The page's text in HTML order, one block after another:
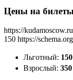
Цены на
https://
150 https://
Льготный: 150
Взрослый: 350